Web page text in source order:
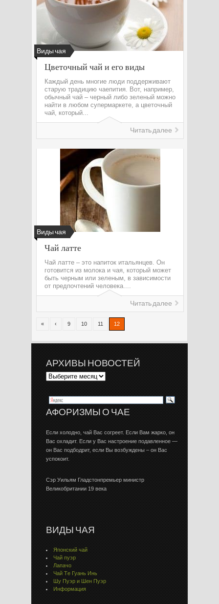
Виды чая
Цветочный чай и его виды
Каждый день многие люди поддерживают
старую традицию чаепития. Вот, например,
обычный чай – черный либо зеленый можно
найти в любом супермаркете, а цветочный
чай, который...
Читать далее
Виды чая
Чай латте
Чай латте – это напиток итальянцев. Он
готовится из молока и чая, который может
быть черным или зеленым, в зависимости
от предпочтений человека....
Читать далее
« ‹ 9 10 11 12
АРХИВЫ НОВОСТЕЙ
АФОРИЗМЫ О ЧАЕ
Если холодно, чай Вас согреет. Если Вам жарко, он
Вас охладит. Если у Вас настроение подавленное —
он Вас подбодрит, если Вы возбуждены – он Вас
успокоит.
Сэр Уильям Гладстонпремьер министр
Великобритании 19 века
ВИДЫ ЧАЯ
Японский чай
Чай пуэр
Лапачо
Чай Тe Гуaнь Инь
Шу Пуэр и Шен Пуэр
Информация